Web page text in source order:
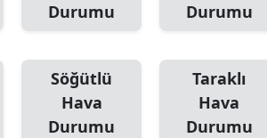
Durumu
Durumu
Söğütlü
Hava
Durumu
Taraklı
Hava
Durumu